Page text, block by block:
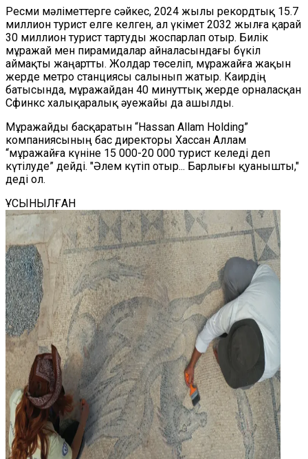
Ресми мәліметтерге сәйкес, 2024 жылы рекордтық 15.7
миллион турист елге келген, ал үкімет 2032 жылға қарай
30 миллион турист тартуды жоспарлап отыр. Билік
мұражай мен пирамидалар айналасындағы бүкіл
аймақты жаңартты. Жолдар төселіп, мұражайға жақын
жерде метро станциясы салынып жатыр. Каирдің
батысында, мұражайдан 40 минуттық жерде орналасқан
Сфинкс халықаралық әуежайы да ашылды.
Мұражайды басқаратын “Hassan Allam Holding”
компаниясының бас директоры Хассан Аллам
“мұражайға күніне 15 000-20 000 турист келеді деп
күтілуде” дейді. "Әлем күтіп отыр... Барлығы қуанышты,"
деді ол.
ҰСЫНЫЛҒАН